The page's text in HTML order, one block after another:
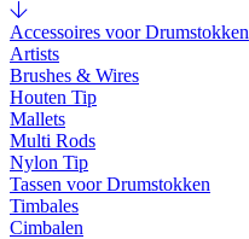
Accessoires voor Drumstokken
Artists
Brushes & Wires
Houten Tip
Mallets
Multi Rods
Nylon Tip
Tassen voor Drumstokken
Timbales
Cimbalen